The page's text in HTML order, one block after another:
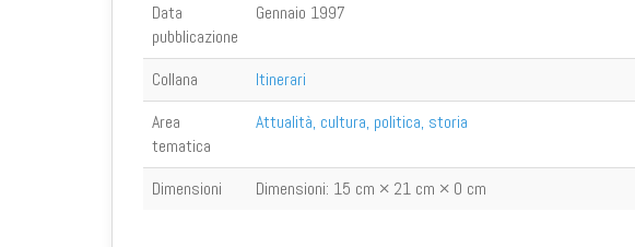
Data
pubblicazione
Gennaio 1997
Collana
Itinerari
Area
tematica
Attualità, cultura, politica, storia
Dimensioni Dimensioni: 15 cm × 21 cm × 0 cm